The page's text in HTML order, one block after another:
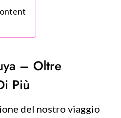
– Oltre
Più
del nostro viaggio